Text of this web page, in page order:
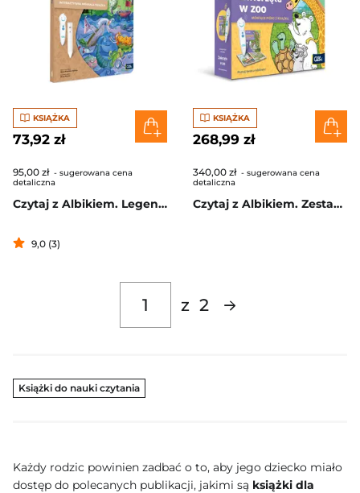
KSIĄŻKA
73,92 zł
95,00 zł - sugerowana cena
detaliczna
Czytaj z Albikiem. Legendy
9,0 (3)
KSIĄŻKA
268,99 zł
340,00 zł - sugerowana cena
detaliczna
Czytaj z Albikiem. Zestaw Zwierzęta w Zoo
z 2
Książki do nauki czytania
Każdy rodzic powinien zadbać o to, aby jego dziecko miało
dostęp do polecanych publikacji, jakimi są książki dla